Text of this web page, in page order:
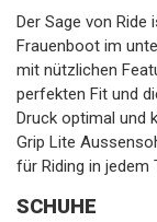
Der Sage von Ride
Frauenboot im
mit nützlichen
perfekten Fit und
Druck optimal und
Grip Lite
für Riding in jedem
SCHUHE